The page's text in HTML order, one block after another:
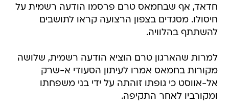
חדאד, אף שבחמאס טרם פרסמו הודעה רשמית על
חיסולו. מסגדים בצפון הרצועה קראו לתושבים
להשתתף בהלוויה.
למרות שהארגון טרם הוציא הודעה רשמית, שלושה
מקורות בחמאס אמרו לעיתון הסעודי א-שרק
אל-אווסט כי גופתו זוהתה על ידי בני משפחתו
ומקורביו לאחר התקיפה.